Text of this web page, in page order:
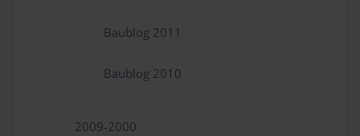
Baublog 2011
Baublog 2010
2009-2000